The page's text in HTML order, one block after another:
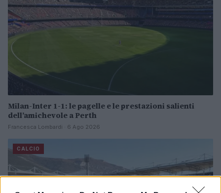
Milan-Inter 1-1: le pagelle e le prestazioni salienti
dell’amichevole a Perth
Francesca Lombardi · 6 Ago 2026
CALCIO